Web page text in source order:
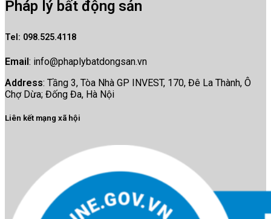
Pháp lý bất động sản
Tel : 098.525.4118
Email: info@phaplybatdongsan.vn
Address: Tầng 3, Tòa Nhà GP INVEST, 170, Đê La Thành, Ô
Chợ Dừa; Đống Đa, Hà Nội
Liên kết mạng xã hội